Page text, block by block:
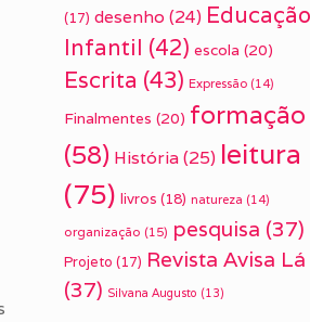
(17) desenho (24) Educação
Infantil (42) escola (20)
Escrita (43) Expressão (14)
Finalmentes (20) formação
(58) História(25) leitura
(75) livros (18) natureza (14)
organização (15) pesquisa (37)
Projeto (17) Revista Avisa Lá
(37) Silvana Augusto (13)